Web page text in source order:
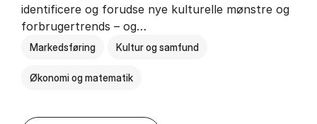
identificere og forudse nye kulturelle mønstre og
forbrugertrends – og…
Markedsføring Kultur og samfund
Økonomi og matematik